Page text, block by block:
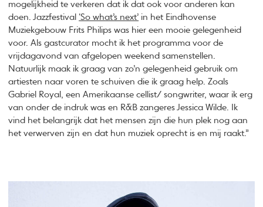
mogelijkheid te verkeren dat ik dat ook voor anderen kan
doen. Jazzfestival ‘So what’s next’ in het Eindhovense
Muziekgebouw Frits Philips was hier een mooie gelegenheid
voor. Als gastcurator mocht ik het programma voor de
vrijdagavond van afgelopen weekend samenstellen.
Natuurlijk maak ik graag van zo’n gelegenheid gebruik om
artiesten naar voren te schuiven die ik graag help. Zoals
Gabriel Royal, een Amerikaanse cellist/ songwriter, waar ik erg
van onder de indruk was en R&B zangeres Jessica Wilde. Ik
vind het belangrijk dat het mensen zijn die hun plek nog aan
het verwerven zijn en dat hun muziek oprecht is en mij raakt.”